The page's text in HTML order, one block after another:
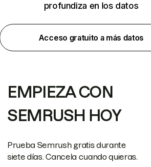
profundiza en los datos
Acceso gratuito a más datos
EMPIEZA CON
SEMRUSH HOY
Prueba Semrush gratis durante
siete días. Cancela cuando quieras.